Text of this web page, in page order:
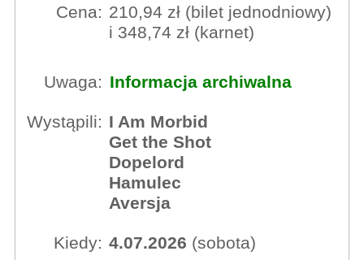
Cena: 210,94 zł (bilet jednodniowy)
i 348,74 zł (karnet)
Uwaga: Informacja archiwalna
Wystąpili: I Am Morbid
Get the Shot
Dopelord
Hamulec
Aversja
Kiedy: 4.07.2026 (sobota)